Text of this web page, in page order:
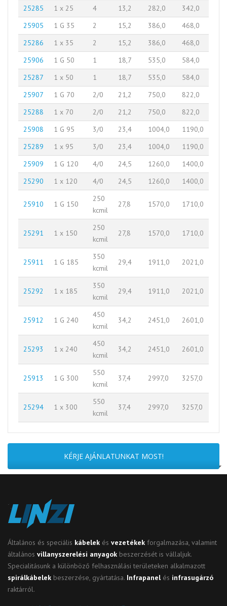
25285
1 x 25 4 13,2 282,0
342,0
25905
1 G 35 2 15,2 386,0
468,0
25286
1 x 35 2 15,2 386,0
468,0
25906
1 G 50 1 18,7 535,0
584,0
25287
1 x 50 1 18,7 535,0
584,0
25907
1 G 70 2/0 21,2 750,0
822,0
25288
1 x 70 2/0 21,2 750,0
822,0
25908
1 G 95 3/0 23,4 1004,0
1190,0
25289
1 x 95 3/0 23,4 1004,0
1190,0
25909
1 G 120 4/0 24,5 1260,0
1400,0
25290
1 x 120 4/0 24,5 1260,0 1400,0
25910 1 G 150
250
kcmil
27,8 1570,0 1710,0
25291 1 x 150
250
kcmil
27,8 1570,0 1710,0
25911 1 G 185
350
kcmil
29,4 1911,0 2021,0
25292 1 x 185
350
kcmil
29,4 1911,0 2021,0
25912 1 G 240
450
kcmil
34,2 2451,0 2601,0
25293 1 x 240
450
kcmil
34,2 2451,0 2601,0
25913 1 G 300
550
kcmil
37,4 2997,0 3257,0
25294 1 x 300
550
kcmil
37,4 2997,0 3257,0
KÉRJE AJÁNLATUNKAT MOST!
Általános és speciális kábelek és vezetékek forgalmazása, valamint
általános villanyszerelési anyagok beszerzését is vállaljuk.
Specialitásunk a különböző felhasználási területeken alkalmazott
spirálkábelek beszerzése, gyártatása. Infrapanel és infrasugárzó
raktárról.